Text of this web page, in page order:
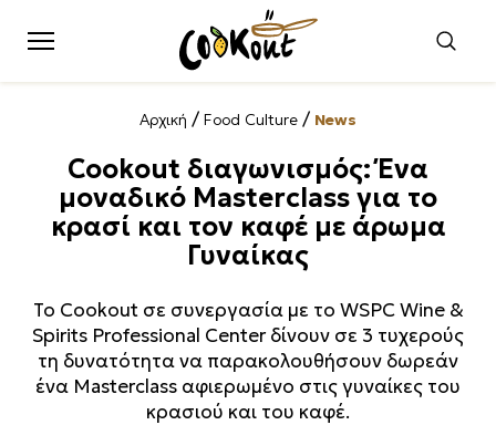
Αρχική / Food Culture / News
Cookout διαγωνισμός: Ένα
μοναδικό Masterclass για το
κρασί και τον καφέ με άρωμα
Γυναίκας
Το Cookout σε συνεργασία με το WSPC Wine &
Spirits Professional Center δίνουν σε 3 τυχερούς
τη δυνατότητα να παρακολουθήσουν δωρεάν
ένα Masterclass αφιερωμένο στις γυναίκες του
κρασιού και του καφέ.